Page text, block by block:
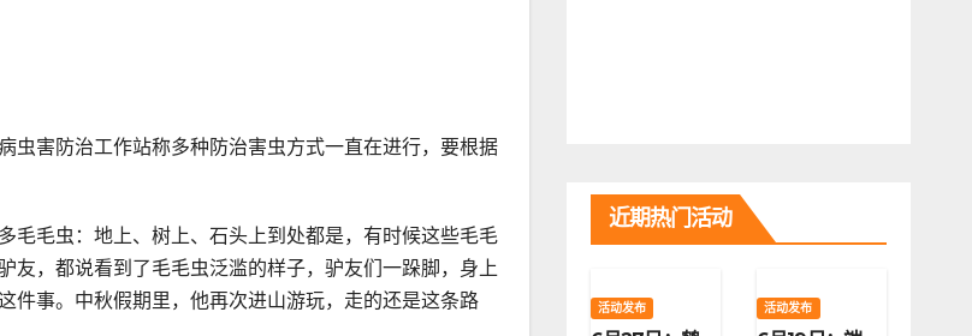
虫害防治工作站称多种防治害虫方式一直在进行，要根据
毛毛虫：地上、树上、石头上到处都是，有时候这些毛毛
友，都说看到了毛毛虫泛滥的样子，驴友们一跺脚，身上
件事。中秋假期里，他再次进山游玩，走的还是这条路
近期热门活动
活动发布 活动发布